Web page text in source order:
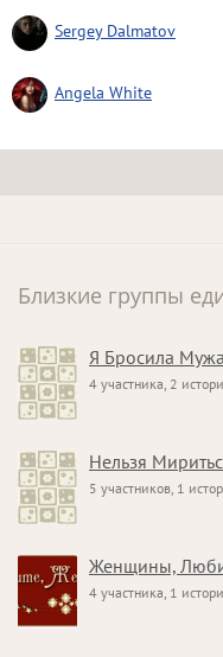
Sergey Dalmatov
Angela White
Близкие группы
Я Бросила Мужа
4 участника, 2
Нельзя
5 участников, 1
Женщины,
4 участника, 1